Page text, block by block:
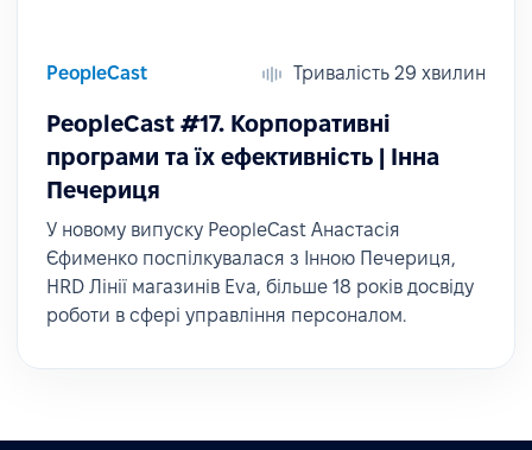
PeopleCast Тривалість 29 хвилин
PeopleCast #17. Корпоративні
програми та їх ефективність | Інна
Печериця
У новому випуску PeopleCast Анастасія
Єфименко поспілкувалася з Інною Печериця,
HRD Лінії магазинів Eva, більше 18 років досвіду
роботи в сфері управління персоналом.